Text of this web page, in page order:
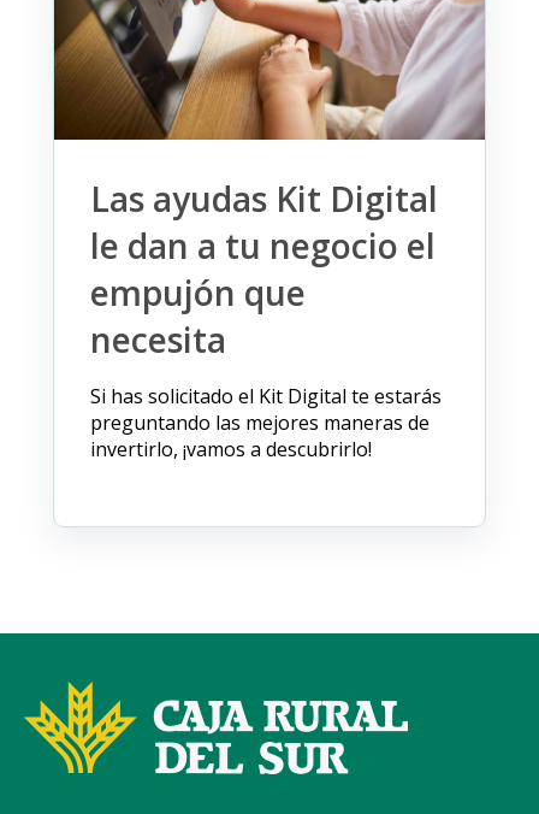
Las ayudas Kit Digital
le dan a tu negocio el
empujón que
necesita
Si has solicitado el Kit Digital te estarás
preguntando las mejores maneras de
invertirlo, ¡vamos a descubrirlo!